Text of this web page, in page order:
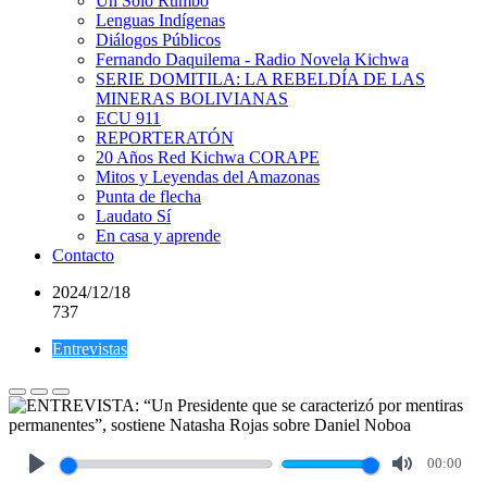
Lenguas Indígenas
Diálogos Públicos
Fernando Daquilema - Radio Novela Kichwa
SERIE DOMITILA: LA REBELDÍA DE LAS
MINERAS BOLIVIANAS
ECU 911
REPORTERATÓN
20 Años Red Kichwa CORAPE
Mitos y Leyendas del Amazonas
Punta de flecha
Laudato Sí
En casa y aprende
Contacto
2024/12/18
737
Entrevistas
00:00